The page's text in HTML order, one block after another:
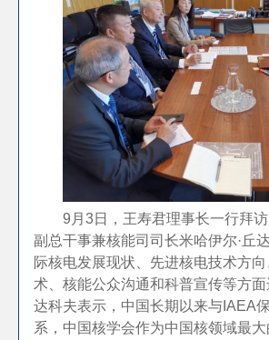
9月3日，王寿君理事长一行拜
副总干事兼核能司司长米哈伊尔·丘
际核电发展现状、先进核电技术方
术、核能公众沟通和科普宣传等方
达科夫表示，中国长期以来与IAEA
系，中国核学会作为中国核领域最